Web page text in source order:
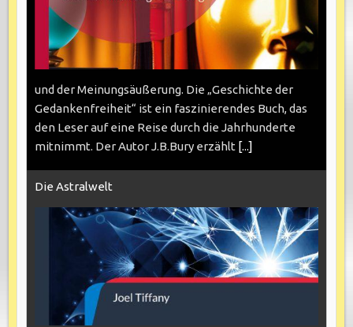
und der Meinungsäußerung. Die „Geschichte der
Gedankenfreiheit“ ist ein faszinierendes Buch, das
den Leser auf eine Reise durch die Jahrhunderte
mitnimmt. Der Autor J.B.Bury erzählt [...]
Die Astralwelt